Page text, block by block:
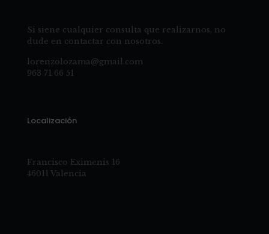
Si siene cualquier consulta que realizarnos, no
dude en contactar con nosotros.
lorenzolozama@gmail.com
963 71 66 51
Localización
Francisco Eximenis 16
46011 Valencia